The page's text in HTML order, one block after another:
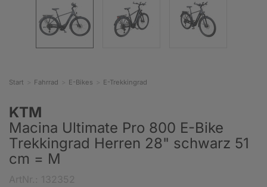
Start Fahrrad E-Bikes E-Trekkingrad
KTM
Macina Ultimate Pro 800 E-Bike
Trekkingrad Herren 28" schwarz 51
cm = M